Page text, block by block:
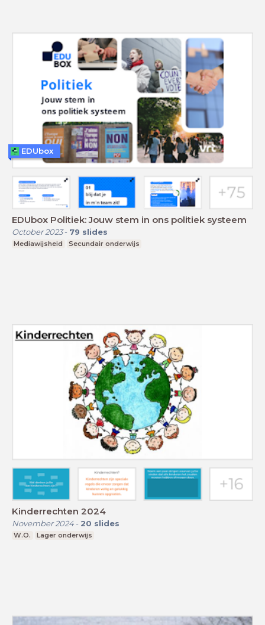
EDUbox Politiek: Jouw stem in ons politiek systeem
October 2023- 79 slides
Mediawijsheid Secundair onderwijs
EDUbox
Kinderrechten 2024
November 2024- 20 slides
W.O. Lager onderwijs